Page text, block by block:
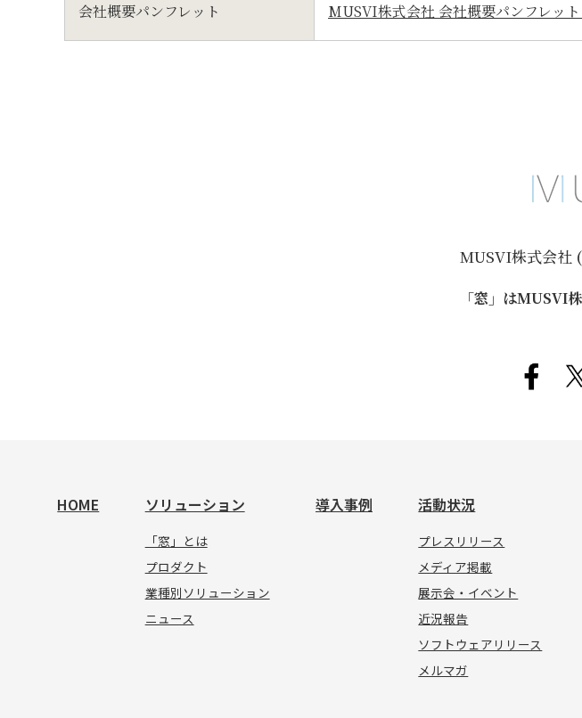
会社概要パンフレット MUSVI株式会社 会社概要パンフレット
MUSVI株式会
「窓」はMUSVI
HOME ソリューション
「窓」とは
プロダクト
業種別ソリューション
ニュース
導入事例 活動状況
プレスリリース
メディア掲載
展示会・イベント
近況報告
ソフトウェアリリース
メルマガ